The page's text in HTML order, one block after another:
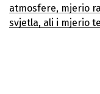
atmosfere, mjerio
svjetla, ali i mjerio